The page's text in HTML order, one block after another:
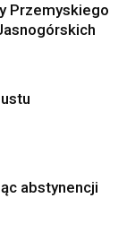
Przemyskiego
abstynencji